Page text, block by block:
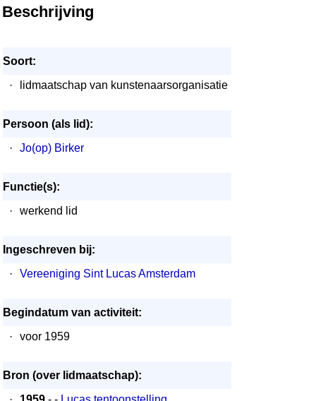
Beschrijving
Soort:
·
lidmaatschap van kunstenaarsorganisatie
Persoon (als lid):
·
Jo(op) Birker
Functie(s):
·
werkend lid
Ingeschreven bij:
·
Vereeniging Sint Lucas Amsterdam
Begindatum van activiteit:
·
voor 1959
Bron (over lidmaatschap):